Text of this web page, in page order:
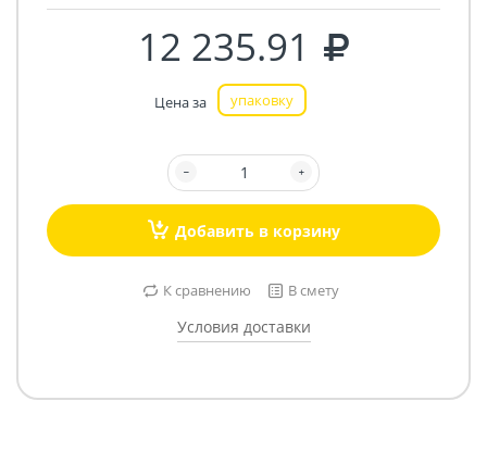
12 235.91
Цена за упаковку
Добавить в корзину
К сравнению В смету
Условия доставки